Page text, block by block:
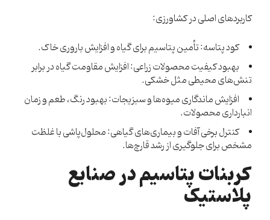
کاربردهای اصلی در کشاورزی:
کود پتاسه: تأمین پتاسیم برای گیاه و افزایش باروری خاک.
بهبود کیفیت محصولات زراعی: افزایش مقاومت گیاه در برابر
تنش‌های محیطی مثل خشکی.
افزایش ماندگاری میوه‌ها و سبزیجات: بهبود رنگ، طعم و زمان
انبارداری محصولات.
کنترل برخی آفات و بیماری‌های گیاهی: محلول‌پاشی با غلظت
مشخص برای جلوگیری از رشد قارچ‌ها.
کربنات پتاسیم در صنایع
پلاستیک